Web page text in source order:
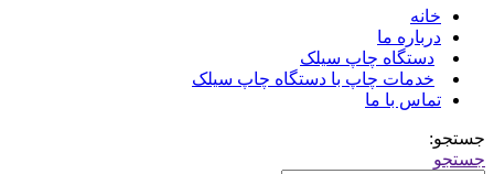
خانه
درباره ما
دستگاه چاپ سیلک
خدمات چاپ با دستگاه چاپ سیلک
تماس با ما
جستجو:
جستجو